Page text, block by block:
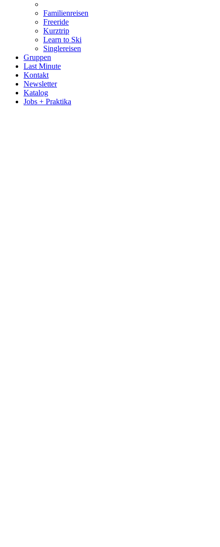
Familienreisen
Freeride
Kurztrip
Learn to Ski
Singlereisen
Gruppen
Last Minute
Kontakt
Newsletter
Katalog
Jobs + Praktika